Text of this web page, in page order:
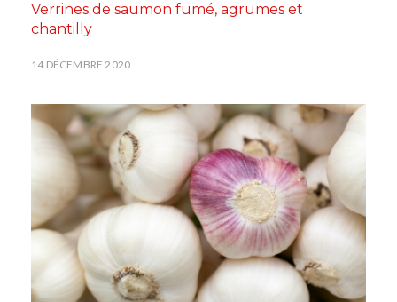
Verrines de saumon fumé, agrumes et
chantilly
14 DÉCEMBRE 2020